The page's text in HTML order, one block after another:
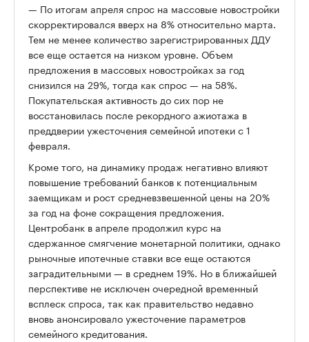
— По итогам апреля спрос на массовые новостройки
скорректировался вверх на 8% относительно марта.
Тем не менее количество зарегистрированных ДДУ
все еще остается на низком уровне. Объем
предложения в массовых новостройках за год
снизился на 29%, тогда как спрос — на 58%.
Покупательская активность до сих пор не
восстановилась после рекордного ажиотажа в
преддверии ужесточения семейной ипотеки с 1
февраля.
Кроме того, на динамику продаж негативно влияют
повышение требований банков к потенциальным
заемщикам и рост средневзвешенной цены на 20%
за год на фоне сокращения предложения.
Центробанк в апреле продолжил курс на
сдержанное смягчение монетарной политики, однако
рыночные ипотечные ставки все еще остаются
заградительными — в среднем 19%. Но в ближайшей
перспективе не исключен очередной временный
всплеск спроса, так как правительство недавно
вновь анонсировало ужесточение параметров
семейного кредитования.